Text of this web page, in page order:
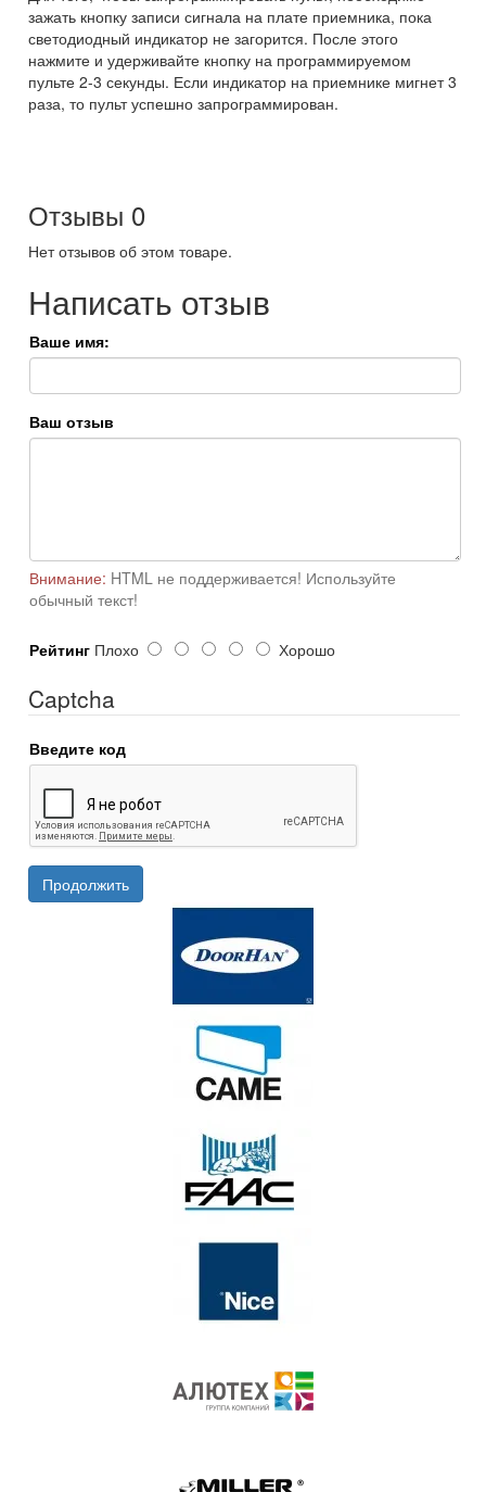
зажать кнопку записи сигнала на плате приемника, пока
светодиодный индикатор не загорится. После этого
нажмите и удерживайте кнопку на программируемом
пульте 2-3 секунды. Если индикатор на приемнике мигнет 3
раза, то пульт успешно запрограммирован.
Отзывы 0
Нет отзывов об этом товаре.
Написать отзыв
Ваше имя:
Ваш отзыв
Внимание: HTML не поддерживается! Используйте
обычный текст!
Рейтинг Плохо Хорошо
Captcha
Введите код
Продолжить